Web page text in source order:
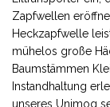
Zapfwellen
Heckzapfwelle
mühelos große
Baumstämmen
Instandhaltung
unseres Unimog